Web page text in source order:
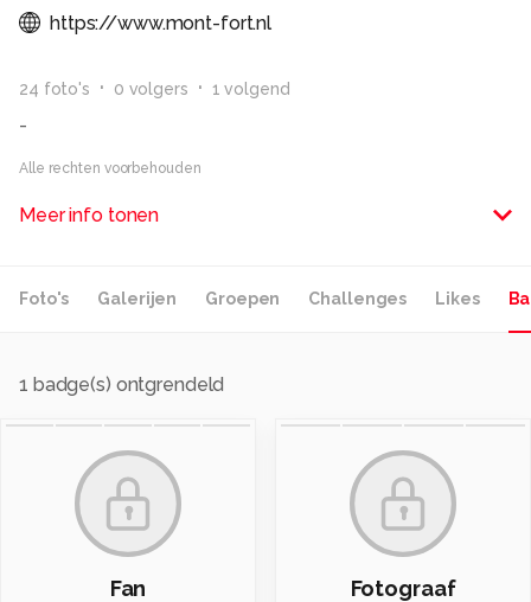
https://www.mont-fort.nl
24 foto's 0 volgers 1 volgend
-
Alle rechten voorbehouden
Meer info tonen
Foto's Galerijen Groepen Challenges Likes
1 badge(s) ontgrendeld
Fan Fotograaf